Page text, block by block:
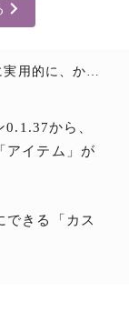
イトに使える「アイテム追加」機能をつけました
から、
アイテム」が
できる「カス